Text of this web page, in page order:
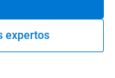
expertos